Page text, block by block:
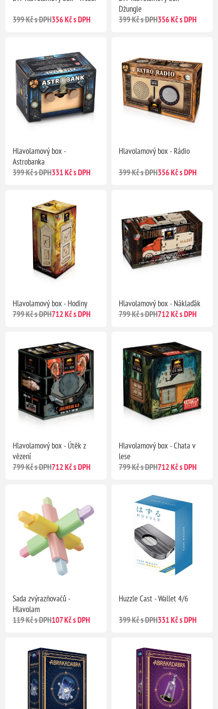
399 Kč s DPH356 Kč s DPH
Džungle
399 Kč s DPH356 Kč s DPH
Hlavolamový box -
Astrobanka
399 Kč s DPH331 Kč s DPH
Hlavolamový box - Rádio
399 Kč s DPH356 Kč s DPH
Hlavolamový box - Hodiny
799 Kč s DPH712 Kč s DPH
Hlavolamový box - Náklaďák
799 Kč s DPH712 Kč s DPH
Hlavolamový box - Útěk z
vězení
799 Kč s DPH712 Kč s DPH
Hlavolamový box - Chata v
lese
799 Kč s DPH712 Kč s DPH
Sada zvýrazňovačů -
Hlavolam
119 Kč s DPH107 Kč s DPH
Huzzle Cast - Wallet 4/6
399 Kč s DPH331 Kč s DPH